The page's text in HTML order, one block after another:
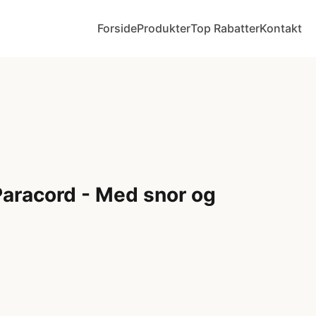
ForsideProdukterTop RabatterKontakt
- Med snor og